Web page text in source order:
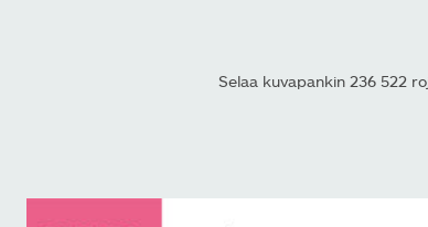
Selaa kuvapankin 236 522